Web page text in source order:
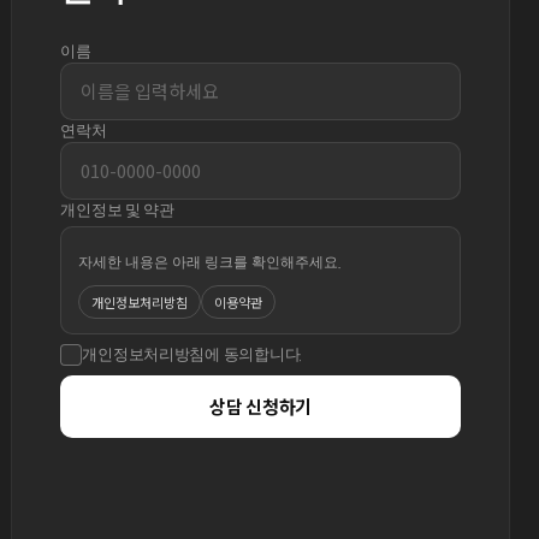
이름
연락처
개인정보 및 약관
자세한 내용은 아래 링크를 확인해주세요.
개인정보처리방침 이용약관
개인정보처리방침에 동의합니다.
상담 신청하기